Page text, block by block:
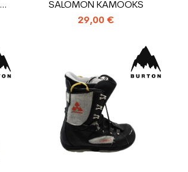
SALOMON KAMOOKS
29,00 €